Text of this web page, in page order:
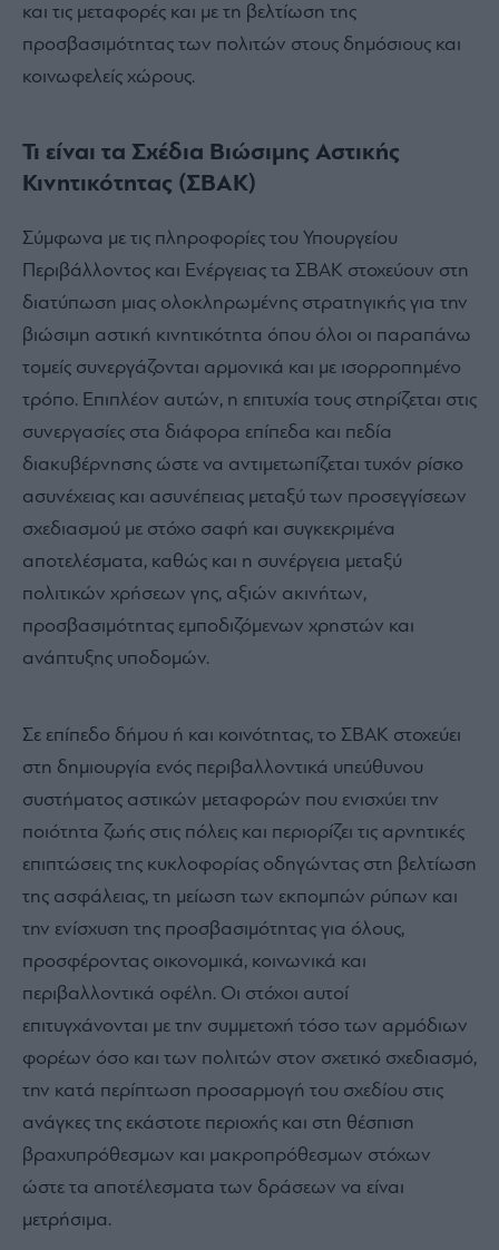
και τις μεταφορές και με τη βελτίωση της
προσβασιμότητας των πολιτών στους δημόσιους και
κοινωφελείς χώρους.
Τι είναι τα Σχέδια Βιώσιμης Αστικής
Κινητικότητας (ΣΒΑΚ)
Σύμφωνα με τις πληροφορίες του Υπουργείου
Περιβάλλοντος και Ενέργειας τα ΣΒΑΚ στοχεύουν στη
διατύπωση μιας ολοκληρωμένης στρατηγικής για την
βιώσιμη αστική κινητικότητα όπου όλοι οι παραπάνω
τομείς συνεργάζονται αρμονικά και με ισορροπημένο
τρόπο. Επιπλέον αυτών, η επιτυχία τους στηρίζεται στις
συνεργασίες στα διάφορα επίπεδα και πεδία
διακυβέρνησης ώστε να αντιμετωπίζεται τυχόν ρίσκο
ασυνέχειας και ασυνέπειας μεταξύ των προσεγγίσεων
σχεδιασμού με στόχο σαφή και συγκεκριμένα
αποτελέσματα, καθώς και η συνέργεια μεταξύ
πολιτικών χρήσεων γης, αξιών ακινήτων,
προσβασιμότητας εμποδιζόμενων χρηστών και
ανάπτυξης υποδομών.
Σε επίπεδο δήμου ή και κοινότητας, το ΣΒΑΚ στοχεύει
στη δημιουργία ενός περιβαλλοντικά υπεύθυνου
συστήματος αστικών μεταφορών που ενισχύει την
ποιότητα ζωής στις πόλεις και περιορίζει τις αρνητικές
επιπτώσεις της κυκλοφορίας οδηγώντας στη βελτίωση
της ασφάλειας, τη μείωση των εκπομπών ρύπων και
την ενίσχυση της προσβασιμότητας για όλους,
προσφέροντας οικονομικά, κοινωνικά και
περιβαλλοντικά οφέλη. Οι στόχοι αυτοί
επιτυγχάνονται με την συμμετοχή τόσο των αρμόδιων
φορέων όσο και των πολιτών στον σχετικό σχεδιασμό,
την κατά περίπτωση προσαρμογή του σχεδίου στις
ανάγκες της εκάστοτε περιοχής και στη θέσπιση
βραχυπρόθεσμων και μακροπρόθεσμων στόχων
ώστε τα αποτέλεσματα των δράσεων να είναι
μετρήσιμα.